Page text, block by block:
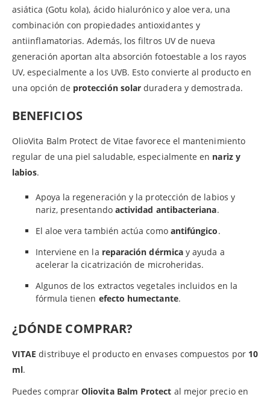
asiática (Gotu kola), ácido hialurónico y aloe vera, una
combinación con propiedades antioxidantes y
antiinflamatorias. Además, los filtros UV de nueva
generación aportan alta absorción fotoestable a los rayos
UV, especialmente a los UVB. Esto convierte al producto en
una opción de protección solar duradera y demostrada.
BENEFICIOS
OlioVita Balm Protect de Vitae favorece el mantenimiento
regular de una piel saludable, especialmente en nariz y
labios.
Apoya la regeneración y la protección de labios y
nariz, presentando actividad antibacteriana.
El aloe vera también actúa como antifúngico.
Interviene en la reparación dérmicay ayuda a
acelerar la cicatrización de microheridas.
Algunos de los extractos vegetales incluidos en la
fórmula tienen efecto humectante.
¿DÓNDE COMPRAR?
VITAE distribuye el producto en envases compuestos por 10
ml.
Puedes comprarOliovita Balm Protect al mejor precio en